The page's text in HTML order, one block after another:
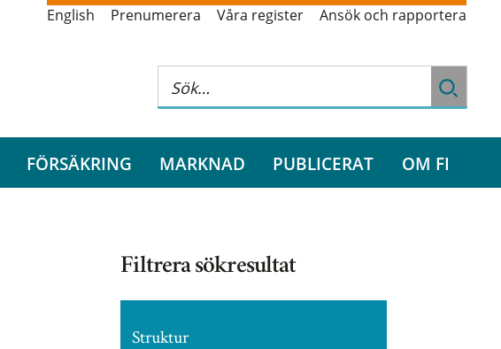
English Prenumerera Våra register Ansök och rapportera
FÖRSÄKRING MARKNAD PUBLICERAT OM FI
Filtrera sökresultat
Struktur